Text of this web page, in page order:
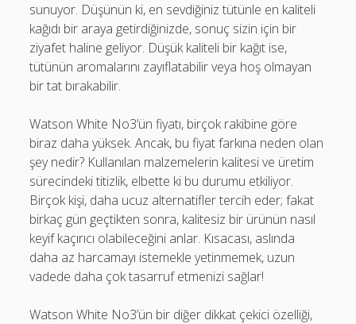
sunuyor. Düşünün ki, en sevdiğiniz tütünle en kaliteli
kağıdı bir araya getirdiğinizde, sonuç sizin için bir
ziyafet haline geliyor. Düşük kaliteli bir kağıt ise,
tütünün aromalarını zayıflatabilir veya hoş olmayan
bir tat bırakabilir.
Watson White No3’ün fiyatı, birçok rakibine göre
biraz daha yüksek. Ancak, bu fiyat farkına neden olan
şey nedir? Kullanılan malzemelerin kalitesi ve üretim
sürecindeki titizlik, elbette ki bu durumu etkiliyor.
Birçok kişi, daha ucuz alternatifler tercih eder; fakat
birkaç gün geçtikten sonra, kalitesiz bir ürünün nasıl
keyif kaçırıcı olabileceğini anlar. Kısacası, aslında
daha az harcamayı istemekle yetinmemek, uzun
vadede daha çok tasarruf etmenizi sağlar!
Watson White No3’ün bir diğer dikkat çekici özelliği,